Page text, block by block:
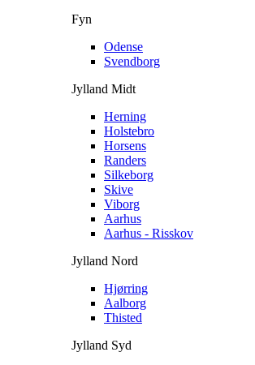
Fyn
Odense
Svendborg
Jylland Midt
Herning
Holstebro
Horsens
Randers
Silkeborg
Skive
Viborg
Aarhus
Aarhus - Risskov
Jylland Nord
Hjørring
Aalborg
Thisted
Jylland Syd